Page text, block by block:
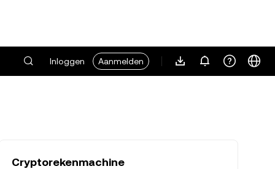
Inloggen Aanmelden
Cryptorekenmachine